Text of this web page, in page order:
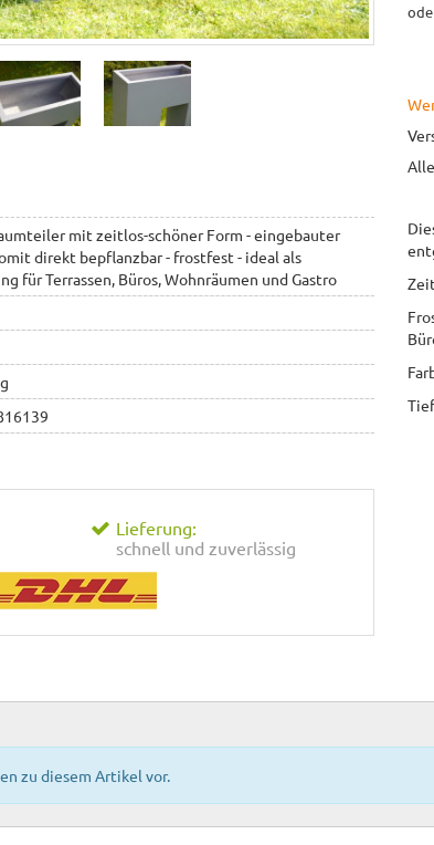
mit zeitlos-schöner Form - eingebauter
direkt bepflanzbar - frostfest - ideal als
für Terrassen, Büros, Wohnräumen und Gastro
Lieferung:
schnell und zuverlässig
zu diesem Artikel vor.